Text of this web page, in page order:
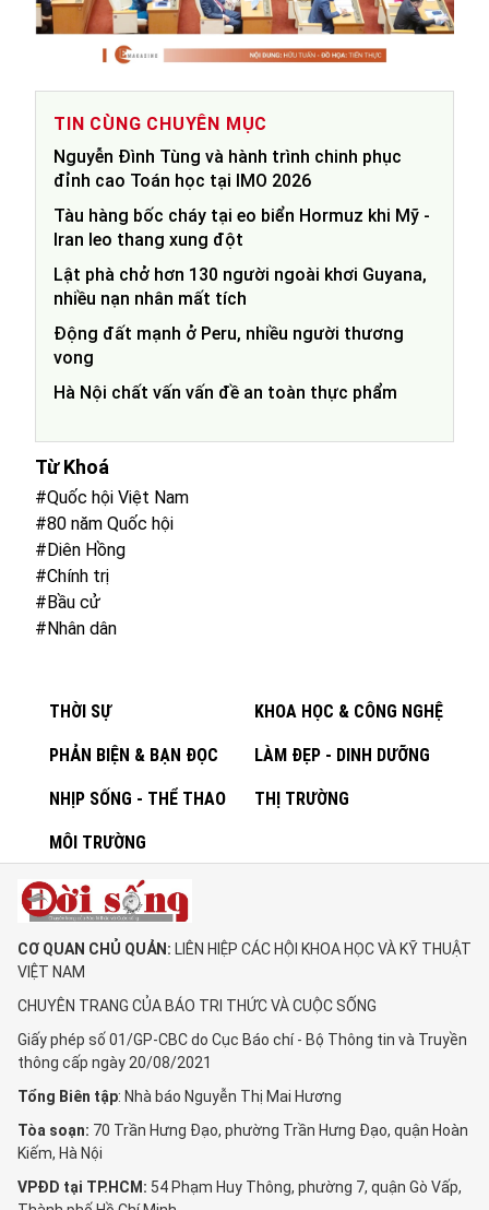
TIN CÙNG CHUYÊN MỤC
Nguyễn Đình Tùng và hành trình chinh phục
đỉnh cao Toán học tại IMO 2026
Tàu hàng bốc cháy tại eo biển Hormuz khi Mỹ -
Iran leo thang xung đột
Lật phà chở hơn 130 người ngoài khơi Guyana,
nhiều nạn nhân mất tích
Động đất mạnh ở Peru, nhiều người thương
vong
Hà Nội chất vấn vấn đề an toàn thực phẩm
Từ Khoá
#Quốc hội Việt Nam
#80 năm Quốc hội
#Diên Hồng
#Chính trị
#Bầu cử
#Nhân dân
THỜI SỰ KHOA HỌC & CÔNG NGHỆ
PHẢN BIỆN & BẠN ĐỌC LÀM ĐẸP - DINH DƯỠNG
NHỊP SỐNG - THỂ THAO THỊ TRƯỜNG
MÔI TRƯỜNG
CƠ QUAN CHỦ QUẢN: LIÊN HIỆP CÁC HỘI KHOA HỌC VÀ KỸ THUẬT
VIỆT NAM
CHUYÊN TRANG CỦA BÁO TRI THỨC VÀ CUỘC SỐNG
Giấy phép số 01/GP-CBC do Cục Báo chí - Bộ Thông tin và Truyền
thông cấp ngày 20/08/2021
Tổng Biên tập: Nhà báo Nguyễn Thị Mai Hương
Tòa soạn: 70 Trần Hưng Đạo, phường Trần Hưng Đạo, quận Hoàn
Kiếm, Hà Nội
VPĐD tại TP.HCM: 54 Phạm Huy Thông, phường 7, quận Gò Vấp,